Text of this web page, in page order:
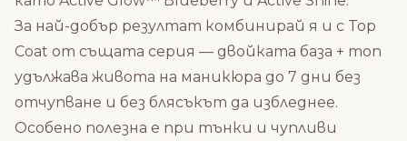
За най-добър резултат комбинирай я и с Top
Coat от същата серия — двойката база + топ
удължава живота на маникюра до 7 дни без
отчупване и без блясъкът да избледнее.
Особено полезна е при тънки и чупливи